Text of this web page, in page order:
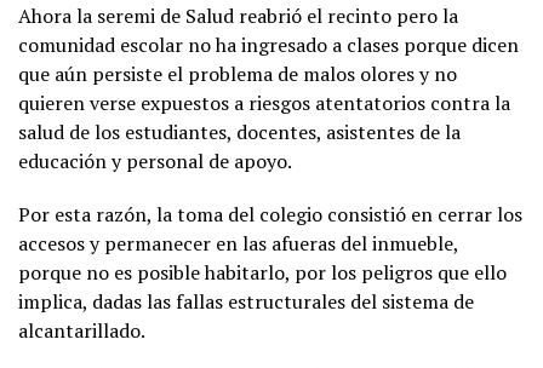
Ahora la seremi de Salud reabrió el recinto pero la
comunidad escolar no ha ingresado a clases porque dicen
que aún persiste el problema de malos olores y no
quieren verse expuestos a riesgos atentatorios contra la
salud de los estudiantes, docentes, asistentes de la
educación y personal de apoyo.
Por esta razón, la toma del colegio consistió en cerrar los
accesos y permanecer en las afueras del inmueble,
porque no es posible habitarlo, por los peligros que ello
implica, dadas las fallas estructurales del sistema de
alcantarillado.